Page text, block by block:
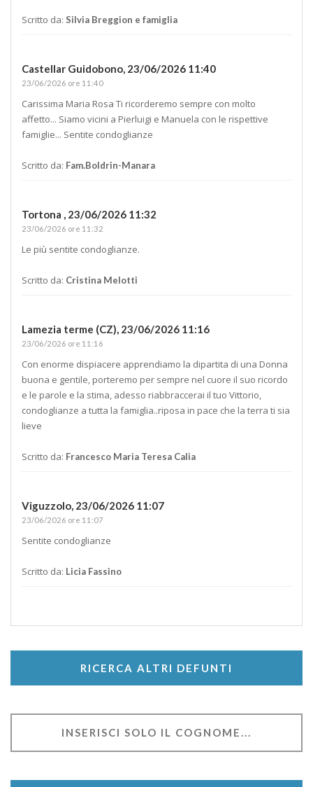
Scritto da: Silvia Breggion e famiglia
Castellar Guidobono, 23/06/2026 11:40
23/06/2026 ore 11:40
Carissima Maria Rosa Ti ricorderemo sempre con molto
affetto... Siamo vicini a Pierluigi e Manuela con le rispettive
famiglie... Sentite condoglianze
Scritto da: Fam.Boldrin-Manara
Tortona , 23/06/2026 11:32
23/06/2026 ore 11:32
Le più sentite condoglianze.
Scritto da: Cristina Melotti
Lamezia terme (CZ), 23/06/2026 11:16
23/06/2026 ore 11:16
Con enorme dispiacere apprendiamo la dipartita di una Donna
buona e gentile, porteremo per sempre nel cuore il suo ricordo
e le parole e la stima, adesso riabbraccerai il tuo Vittorio,
condoglianze a tutta la famiglia..riposa in pace che la terra ti sia
lieve
Scritto da: Francesco Maria Teresa Calia
Viguzzolo, 23/06/2026 11:07
23/06/2026 ore 11:07
Sentite condoglianze
Scritto da: Licia Fassino
RICERCA ALTRI DEFUNTI